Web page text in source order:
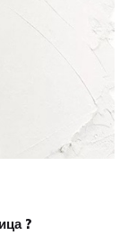
?